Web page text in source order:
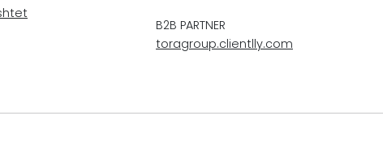
B2B PARTNER
toragroup.clientlly.com